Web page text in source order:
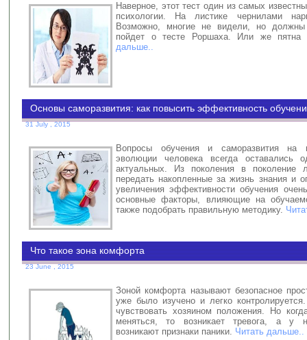
Наверное, этот тест один из самых
психологии. На листике чернилами
Возможно, многие не видели, но
пойдет о тесте Роршаха. Или же
дальше..
Основы саморазвития: как повысить эффективность
31 July , 2015
Вопросы обучения и саморазвития на
эволюции человека всегда оставались
актуальных. Из поколения в поколение
передать накопленные за жизнь знания и
увеличения эффективности обучения
основные факторы, влияющие на
также подобрать правильную методику.
Что такое зона комфорта
23 June , 2015
Зоной комфорта называют безопасное
уже было изучено и легко
чувствовать хозяином положения. Но
меняться, то возникает тревога, а у
возникают признаки паники. Читать дальше..